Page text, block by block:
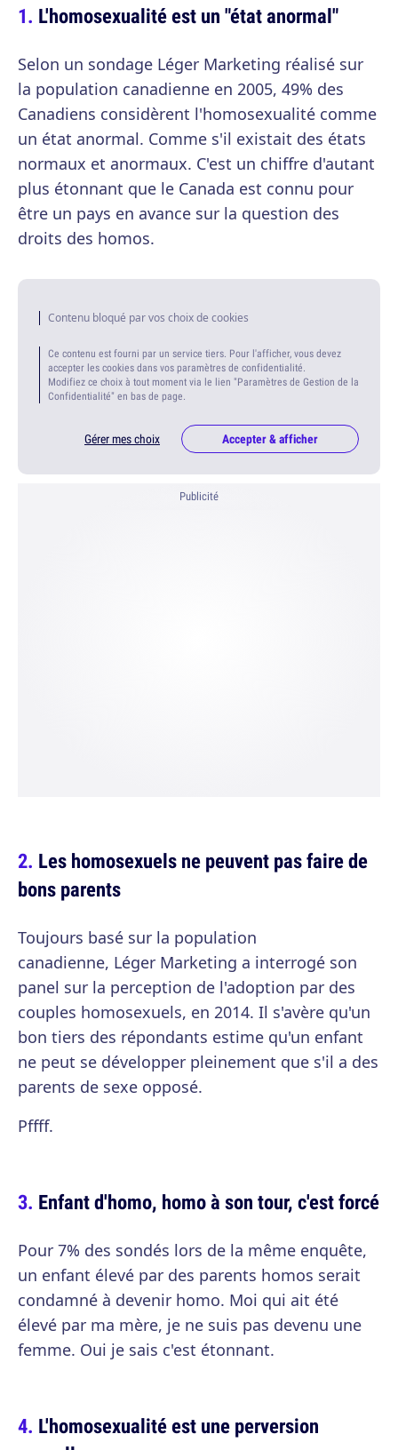
L'homosexualité est un "état anormal"
Selon un sondage Léger Marketing réalisé sur
la population canadienne en 2005, 49% des
Canadiens considèrent l'homosexualité comme
un état anormal. Comme s'il existait des états
normaux et anormaux. C'est un chiffre d'autant
plus étonnant que le Canada est connu pour
être un pays en avance sur la question des
droits des homos.
Contenu bloqué par vos choix de cookies
Ce contenu est fourni par un service tiers. Pour l'afficher, vous devez
accepter les cookies dans vos paramètres de confidentialité.
Modifiez ce choix à tout moment via le lien "Paramètres de Gestion de la
Confidentialité" en bas de page.
Gérer mes choix Accepter & afficher
Publicité
Les homosexuels ne peuvent pas faire de
bons parents
Toujours basé sur la population
canadienne, Léger Marketing a interrogé son
panel sur la perception de l'adoption par des
couples homosexuels, en 2014. Il s'avère qu'un
bon tiers des répondants estime qu'un enfant
ne peut se développer pleinement que s'il a des
parents de sexe opposé.
Pffff.
Enfant d'homo, homo à son tour, c'est forcé
Pour 7% des sondés lors de la même enquête,
un enfant élevé par des parents homos serait
condamné à devenir homo. Moi qui ait été
élevé par ma mère, je ne suis pas devenu une
femme. Oui je sais c'est étonnant.
L'homosexualité est une perversion